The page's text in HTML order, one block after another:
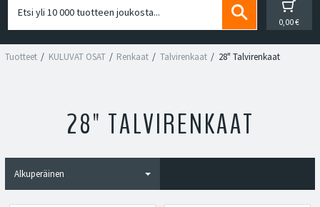
0,00 €
Tuotteet KULUVAT OSAT Renkaat Talvirenkaat 28" Talvirenkaat
28" TALVIRENKAAT